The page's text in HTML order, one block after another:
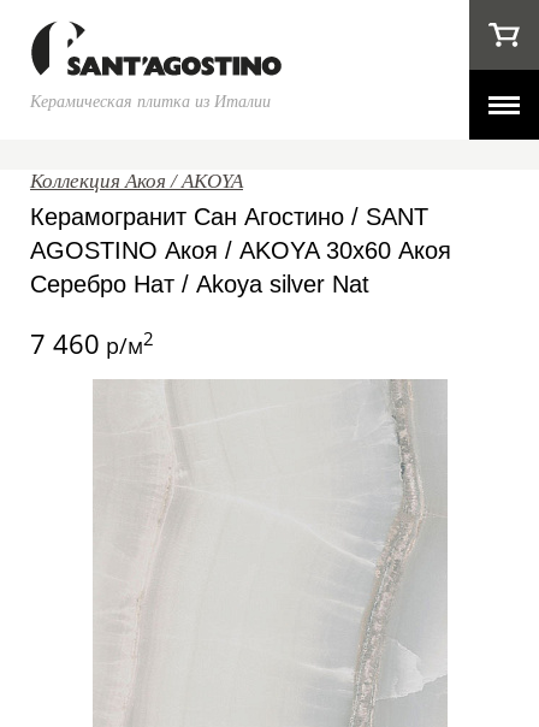
Керамическая плитка из Италии
Коллекция Акоя / AKOYA
Керамогранит Сан Агостино / SANT
AGOSTINO Акоя / AKOYA 30x60 Акоя
Серебро Нат / Akoya silver Nat
7 460 р/м2